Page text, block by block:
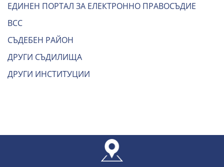
ЕДИНЕН ПОРТАЛ ЗА ЕЛЕКТРОННО ПРАВОСЪДИЕ
ВСС
СЪДЕБЕН РАЙОН
ДРУГИ СЪДИЛИЩА
ДРУГИ ИНСТИТУЦИИ